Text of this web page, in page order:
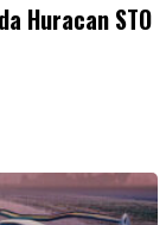
Huracan STO